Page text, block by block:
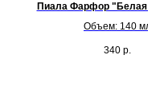
Пиала Фарфор "Белая Из
Объем: 140 мл
340 р.